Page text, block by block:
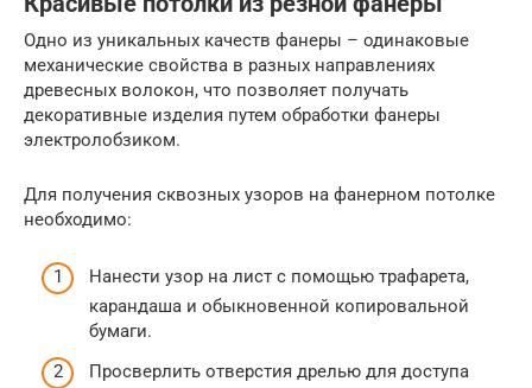
Одно из уникальных качеств фанеры – одинаковые
механические свойства в разных направлениях
древесных волокон, что позволяет получать
декоративные изделия путем обработки фанеры
электролобзиком.
Для получения сквозных узоров на фанерном потолке
необходимо:
Нанести узор на лист с помощью трафарета,
карандаша и обыкновенной копировальной
бумаги.
Просверлить отверстия дрелью для доступа